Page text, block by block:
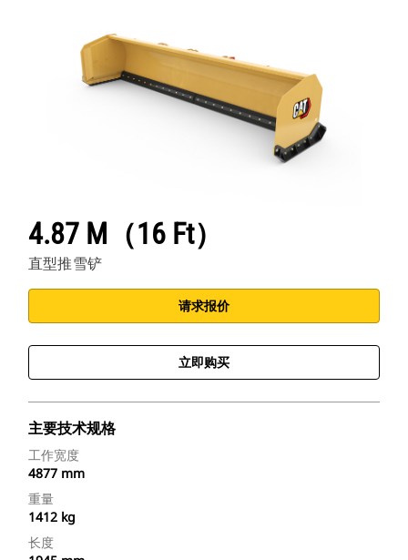
4.87 M（16 Ft）
直型推雪铲
请求报价
立即购买
主要技术规格
工作宽度
4877 mm
重量
1412 kg
长度